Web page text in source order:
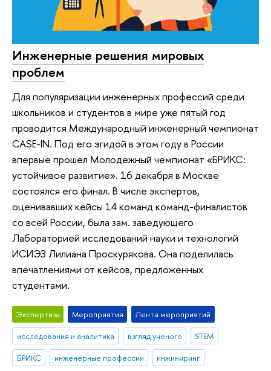
Инженерные решения мировых
проблем
Для популяризации инженерных профессий среди
школьников и студентов в мире уже пятый год
проводится Международный инженерный чемпионат
CASE-IN. Под его эгидой в этом году в России
впервые прошел Молодежный чемпионат «БРИКС:
устойчивое развитие». 16 декабря в Москве
состоялся его финал. В числе экспертов,
оценивавших кейсы 14 команд команд-финалистов
со всей России, была зам. заведующего
Лабораторией исследований науки и технологий
ИСИЭЗ Лилиана Проскурякова. Она поделилась
впечатлениями от кейсов, предложенных
студентами.
Экспертиза Мероприятия
Лента мероприятий
исследования и аналитика
взгляд ученого
STEM
БРИКС
инженерные профессии
инжиниринг